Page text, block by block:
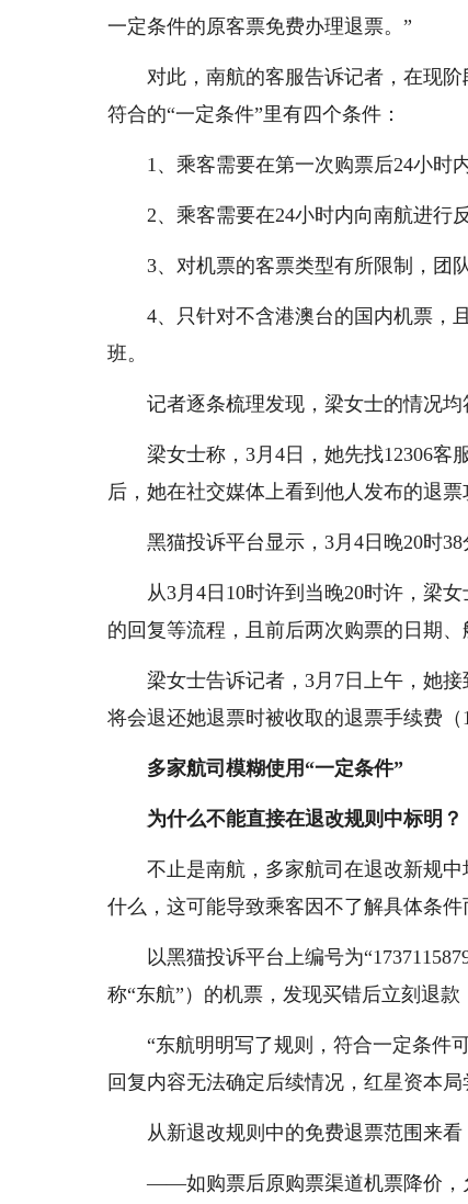
一定条件的原客票免费办理退票。”
对此，南航的客服告诉记者，在现
符合的“一定条件”里有四个条件：
1、乘客需要在第一次购票后24小时
2、乘客需要在24小时内向南航进行
3、对机票的客票类型有所限制，团
4、只针对不含港澳台的国内机票，
班。
记者逐条梳理发现，梁女士的情况均
梁女士称，3月4日，她先找12306
后，她在社交媒体上看到他人发布的退
黑猫投诉平台显示，3月4日晚20时
从3月4日10时许到当晚20时许，梁
的回复等流程，且前后两次购票的日期、
梁女士告诉记者，3月7日上午，她
将会退还她退票时被收取的退票手续费（
多家航司模糊使用“一定条件”
为什么不能直接在退改规则中标明？
不止是南航，多家航司在退改新规
什么，这可能导致乘客因不了解具体条件
以黑猫投诉平台上编号为
称“东航”）的机票，发现买错后立刻退款
“东航明明写了规则，符合一定条件
回复内容无法确定后续情况，红星资本
从新退改规则中的免费退票范围来
——如购票后原购票渠道机票降价，